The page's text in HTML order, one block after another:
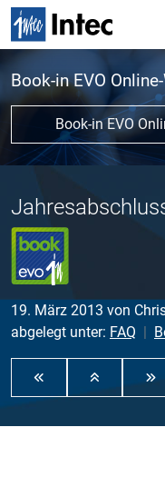
Book-in EVO
Book-in EVO
19. März 2013 von
abgelegt unter: FAQ